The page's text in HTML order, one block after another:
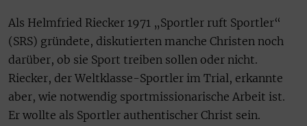
Als Helmfried Riecker 1971 „Sportler ruft Sportler“
(SRS) gründete, diskutierten manche Christen noch
darüber, ob sie Sport treiben sollen oder nicht.
Riecker, der Weltklasse-Sportler im Trial, erkannte
aber, wie notwendig sportmissionarische Arbeit ist.
Er wollte als Sportler authentischer Christ sein.